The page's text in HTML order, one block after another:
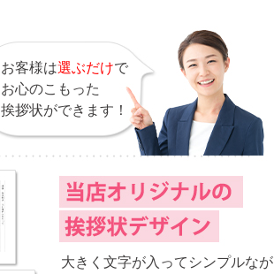
お客様は選ぶだけで
お心のこもった
挨拶状ができます！
大きく文字が入ってシンプルなが